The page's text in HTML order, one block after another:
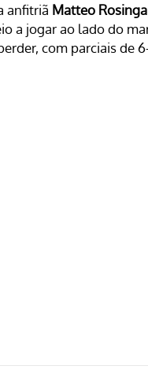
anfitriã Matteo
a jogar ao lado do
com parciais de